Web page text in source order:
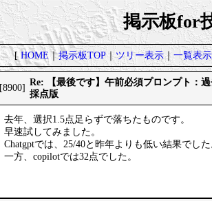
掲示板for
[HOME｜掲示板TOP｜ツリー表示｜一覧表示
[8900]
Re: 【最後です】午前必須プロンプト：
採点版
去年、選択1.5点足らずで落ちたものです。
早速試してみました。
Chatgptでは、25/40と昨年よりも低い結果でした
一方、copilotでは32点でした。